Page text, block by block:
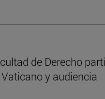
de Derecho
y audiencia